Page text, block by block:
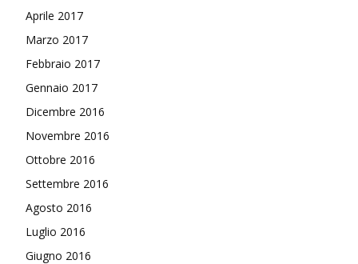
Aprile 2017
Marzo 2017
Febbraio 2017
Gennaio 2017
Dicembre 2016
Novembre 2016
Ottobre 2016
Settembre 2016
Agosto 2016
Luglio 2016
Giugno 2016